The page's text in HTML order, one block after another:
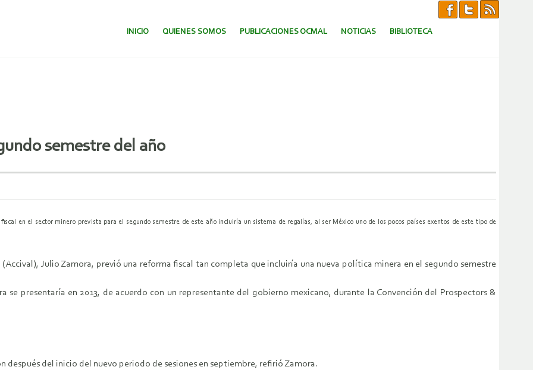
SALTAR AL CONTENIDO.
INICIO QUIENES SOMOS PUBLICACIONES OCMAL NOTICIAS BIBLIOTECA
semestre del año
en el sector minero prevista para el segundo semestre de este año incluiría un sistema de regalías, al ser México uno de los pocos países exentos de este tipo de
(Accival), Julio Zamora, previó una reforma fiscal tan completa que incluiría una nueva política minera en el segundo semestre
se presentaría en 2013, de acuerdo con un representante del gobierno mexicano, durante la Convención del Prospectors &
después del inicio del nuevo periodo de sesiones en septiembre, refirió Zamora.